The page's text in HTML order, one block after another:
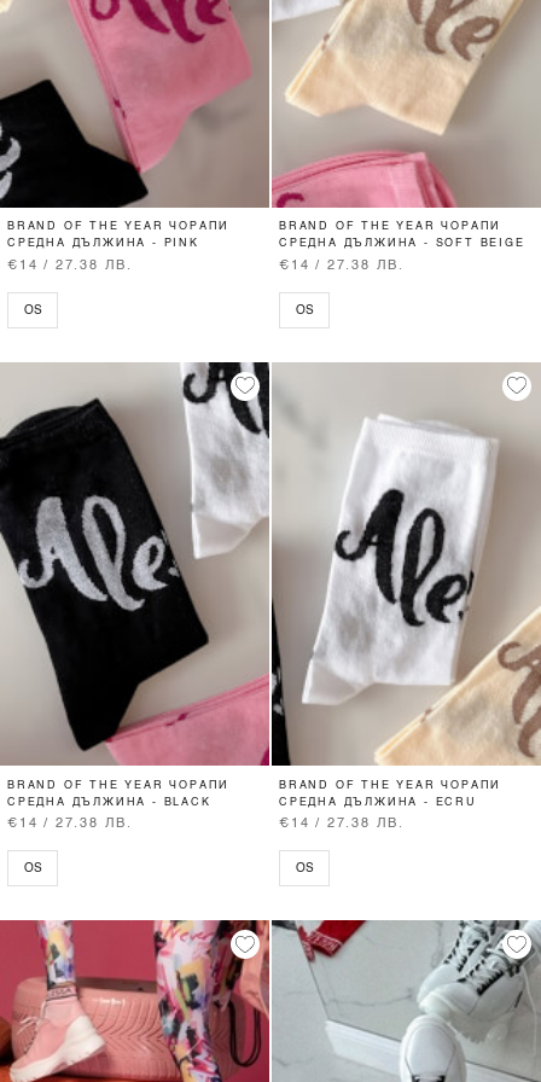
BRAND OF THE YEAR ЧОРАПИ
СРЕДНА ДЪЛЖИНА - PINK
€14 / 27.38 ЛВ.
OS
BRAND OF THE YEAR ЧОРАПИ
СРЕДНА ДЪЛЖИНА - SOFT BEIGE
€14 / 27.38 ЛВ.
OS
BRAND OF THE YEAR ЧОРАПИ
СРЕДНА ДЪЛЖИНА - BLACK
€14 / 27.38 ЛВ.
OS
BRAND OF THE YEAR ЧОРАПИ
СРЕДНА ДЪЛЖИНА - ECRU
€14 / 27.38 ЛВ.
OS